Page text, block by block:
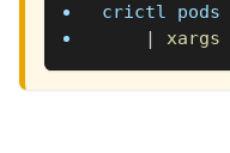
crictl pods
|
xargs